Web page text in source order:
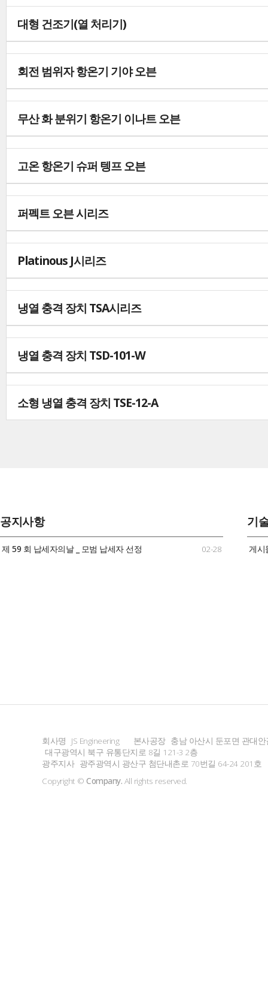
대형 건조기(열 처리기)
회전 범위자 항온기 기야 오븐
무산 화 분위기 항온기 이나트 오븐
고온 항온기 슈퍼 텡프 오븐
퍼펙트 오븐 시리즈
Platinous J시리즈
냉열 충격 장치 TSA시리즈
냉열 충격 장치 TSD-101-W
소형 냉열 충격 장치 TSE-12-A
공지사항
제 59 회 납세자의날 _ 모범 납세자 선정 02-28
기
게시
회사명 JS Engineering 본사공장 충남 아산시 둔포면 관대안
대구광역시 북구 유통단지로 8길 121-3 2층
광주지사 광주광역시 광산구 첨단내촌로 70번길 64-24 201호
Copyright © Company. All rights reserved.